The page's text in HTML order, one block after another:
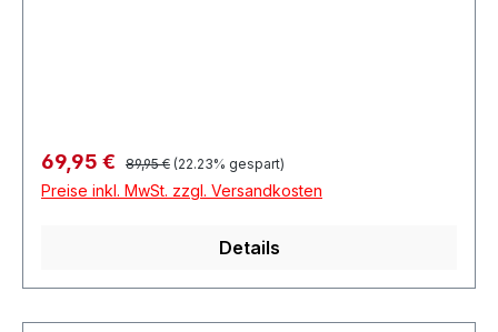
Verkaufspreis:
69,95 € Regulärer Preis:
89,95 € (22.23% gespart)
Preise inkl. MwSt. zzgl. Versandkosten
Details